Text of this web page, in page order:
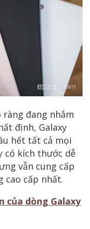
ràng đang nhắm
định, Galaxy
hết tất cả mọi
có kích thước dễ
vẫn cung cấp
cao cấp nhất.
của dòng Galaxy